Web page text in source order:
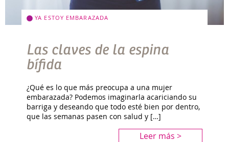
YA ESTOY EMBARAZADA
Las claves de la espina
bífida
¿Qué es lo que más preocupa a una mujer
embarazada? Podemos imaginarla acariciando su
barriga y deseando que todo esté bien por dentro,
que las semanas pasen con salud y […]
Leer más >